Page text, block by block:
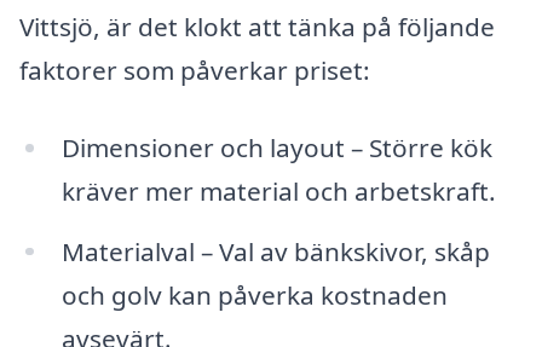
Vittsjö, är det klokt att tänka på följande
faktorer som påverkar priset:
Dimensioner och layout – Större kök
kräver mer material och arbetskraft.
Materialval – Val av bänkskivor, skåp
och golv kan påverka kostnaden
avsevärt.